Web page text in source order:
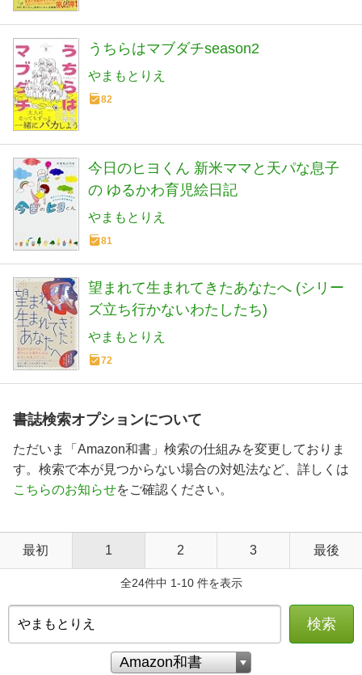
うちらはマブダチseason2
やまもとりえ
82
今日のヒヨくん 新米ママと天パな息子
の ゆるかわ育児絵日記
やまもとりえ
81
望まれて生まれてきたあなたへ (シリー
ズ立ち行かないわたしたち)
やまもとりえ
72
書誌検索オプションについて
ただいま「Amazon和書」検索の仕組みを変更しておりま
す。検索で本が見つからない場合の対処法など、詳しくは
こちらのお知らせをご確認ください。
最初 1 2 3 最後
全24件中 1-10 件を表示
検索